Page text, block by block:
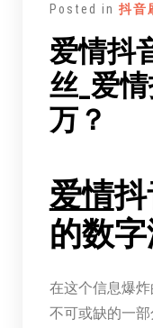
Posted in 抖音
爱情抖
丝_爱
万？
爱情抖
的数
在这个信息爆
不可或缺的一部